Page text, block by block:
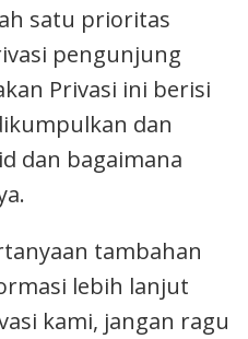
satu prioritas
pengunjung
Privasi ini berisi
dan
dan bagaimana
tambahan
lebih lanjut
kami, jangan ragu